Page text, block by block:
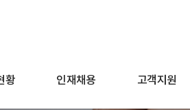
황 인재채용 고객지원